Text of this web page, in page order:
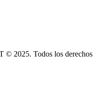
2025. Todos los derechos